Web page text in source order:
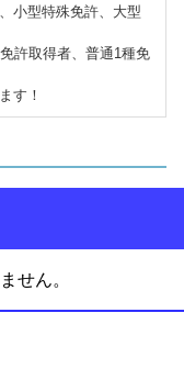
小型特殊免許、大型
許取得者、普通1種免
す！